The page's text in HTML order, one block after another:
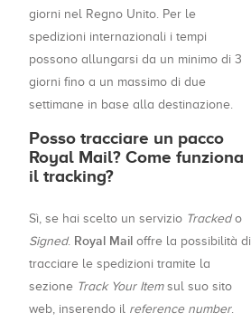
giorni nel Regno Unito. Per le
spedizioni internazionali i tempi
possono allungarsi da un minimo di 3
giorni fino a un massimo di due
settimane in base alla destinazione.
Posso tracciare un pacco
Royal Mail? Come funziona
il tracking?
Sì, se hai scelto un servizio Trackedo
Signed. Royal Mail offre la possibilità di
tracciare le spedizioni tramite la
sezione Track Your Itemsul suo sito
web, inserendo il reference number.